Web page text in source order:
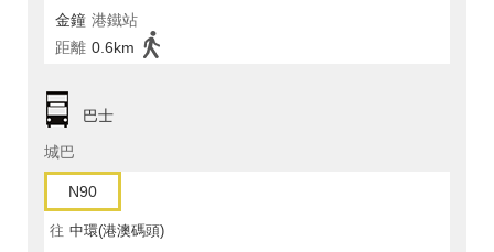
金鐘 港鐵站
距離 0.6km
巴士
城巴
N90
往 中環(港澳碼頭)